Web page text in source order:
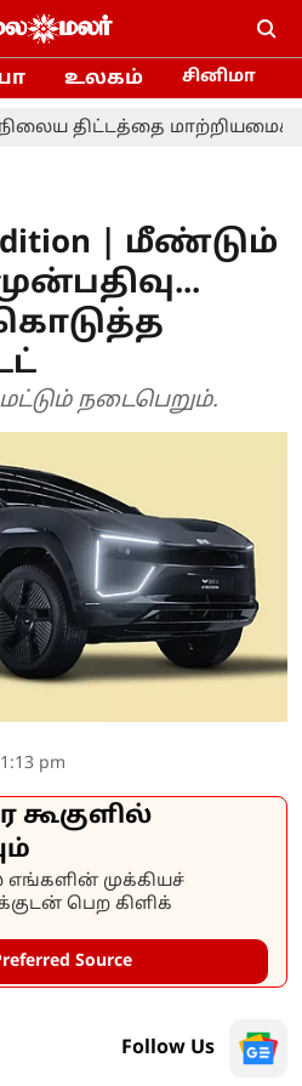
உலகம் சினிமா
மாற்றியமைக்க
Edition | மீண்டும்
நடைபெறும்.
pm
எங்களின் முக்கியச்
பெற கிளிக்
Source
Follow Us